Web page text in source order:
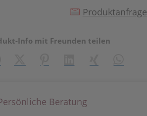
Produktanfrage
Info mit Freunden teilen
Beratung